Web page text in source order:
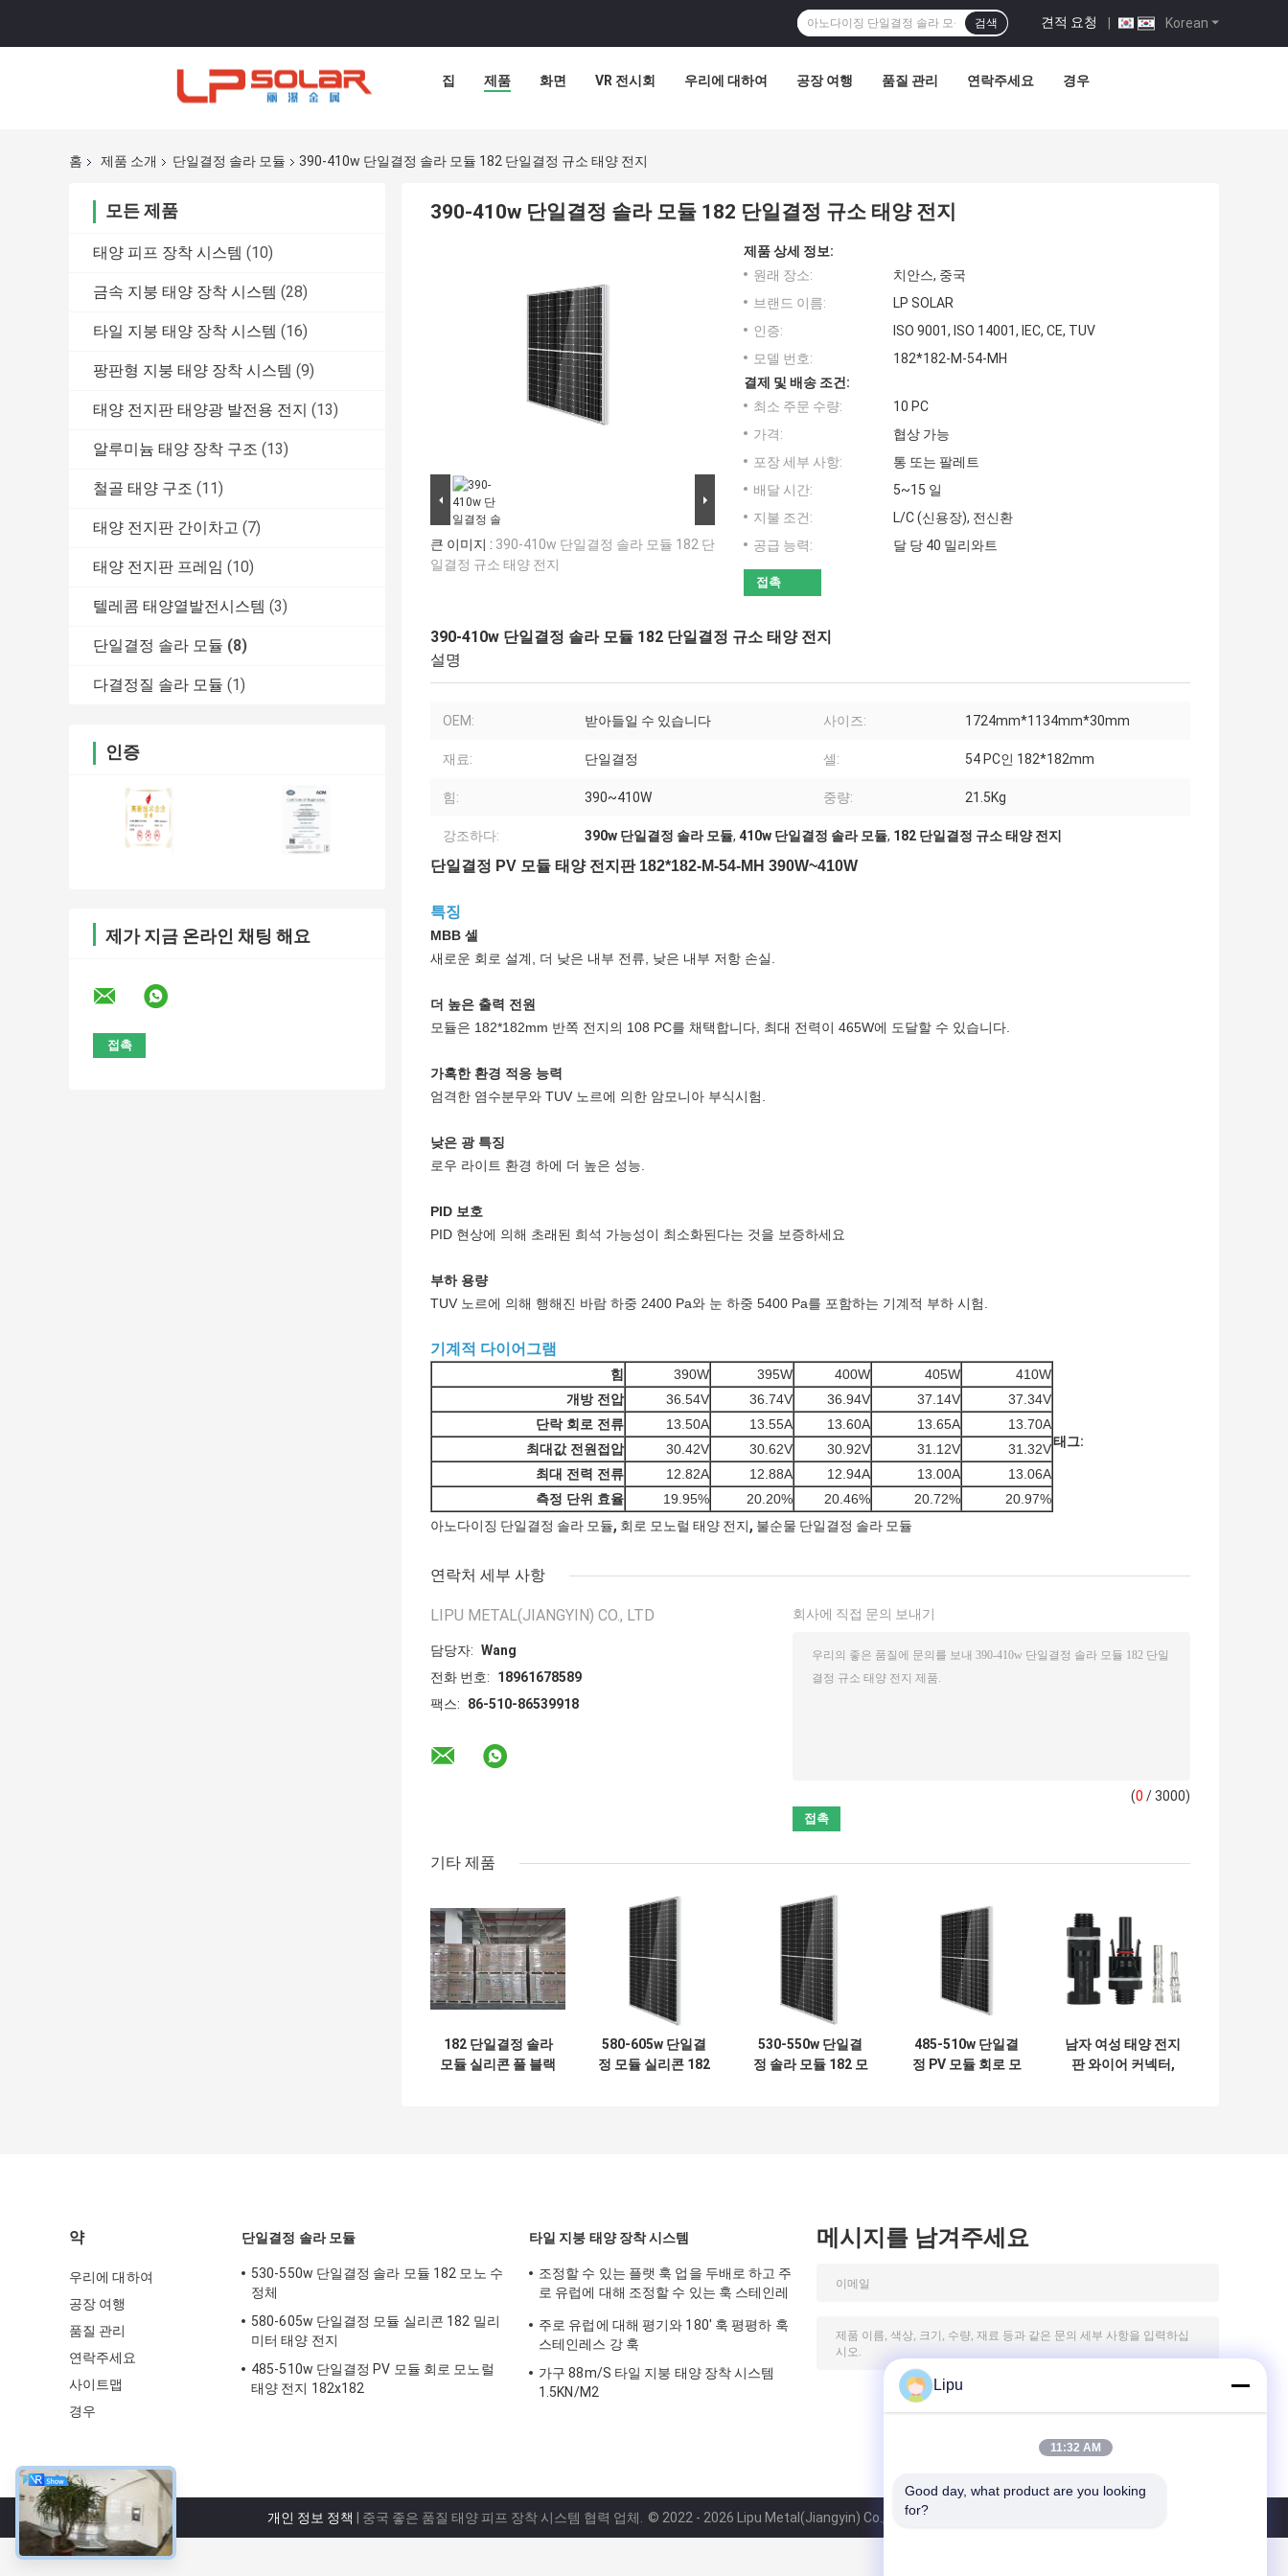
Korean
견적 요청 |
검색
집 제품 화면 VR 전시회 우리에 대하여 공장 여행 품질 관리 연락주세요 경우
홈 제품 소개 단일결정 솔라 모듈 390-410w 단일결정 솔라 모듈 182 단일결정 규소 태양 전지
모든 제품
태양 피프 장착 시스템 (10)
금속 지붕 태양 장착 시스템 (28)
타일 지붕 태양 장착 시스템 (16)
팡판형 지붕 태양 장착 시스템 (9)
태양 전지판 태양광 발전용 전지 (13)
알루미늄 태양 장착 구조 (13)
철골 태양 구조 (11)
태양 전지판 간이차고 (7)
태양 전지판 프레임 (10)
텔레콤 태양열발전시스템 (3)
단일결정 솔라 모듈 (8)
다결정질 솔라 모듈 (1)
인증
제가 지금 온라인 채팅 해요
390-410w 단일결정 솔라 모듈 182 단일결정 규소 태양 전지
큰 이미지 : 390-410w 단일결정 솔라 모듈 182 단
일결정 규소 태양 전지
제품 상세 정보:
원래 장소:
치안스, 중국
브랜드 이름:
LP SOLAR
인증:
ISO 9001, ISO 14001, IEC, CE, TUV
모델 번호:
182*182-M-54-MH
결제 및 배송 조건:
최소 주문 수량:
10 PC
가격:
협상 가능
포장 세부 사항:
통 또는 팔레트
배달 시간:
5~15 일
지불 조건:
L/C (신용장), 전신환
공급 능력:
달 당 40 밀리와트
접촉
390-410w 단일결정 솔라 모듈 182 단일결정 규소 태양 전지
설명
OEM: 받아들일 수 있습니다 사이즈: 1724mm*1134mm*30mm
재료: 단일결정 셀: 54 PC인 182*182mm
힘: 390~410W 중량: 21.5Kg
강조하다: 390w 단일결정 솔라 모듈, 410w 단일결정 솔라 모듈, 182 단일결정 규소 태양 전지
단일결정 PV 모듈 태양 전지판 182*182-M-54-MH 390W~410W
특징
MBB 셀
새로운 회로 설계, 더 낮은 내부 전류, 낮은 내부 저항 손실.
더 높은 출력 전원
모듈은 182*182mm 반쪽 전지의 108 PC를 채택합니다, 최대 전력이 465W에 도달할 수 있습니다.
가혹한 환경 적응 능력
엄격한 염수분무와 TUV 노르에 의한 암모니아 부식시험.
낮은 광 특징
로우 라이트 환경 하에 더 높은 성능.
PID 보호
PID 현상에 의해 초래된 희석 가능성이 최소화된다는 것을 보증하세요
부하 용량
TUV 노르에 의해 행해진 바람 하중 2400 Pa와 눈 하중 5400 Pa를 포함하는 기계적 부하 시험.
기계적 다이어그램
힘 390W 395W 400W 405W
410W
개방 전압
36.54V 36.74V 36.94V 37.14V
37.34V
단락 회로 전류
13.50A 13.55A 13.60A 13.65A
13.70A
최대값 전원접압
30.42V 30.62V 30.92V 31.12V
31.32V
최대 전력 전류
12.82A 12.88A 12.94A 13.00A
13.06A
측정 단위 효율
19.95% 20.20% 20.46% 20.72% 20.97%
태그:
아노다이징 단일결정 솔라 모듈, 회로 모노럴 태양 전지, 불순물 단일결정 솔라 모듈
연락처 세부 사항
LIPU METAL(JIANGYIN) CO., LTD
담당자: Wang
전화 번호:
18961678589
팩스:
86-510-86539918
회사에 직접 문의 보내기
(0 / 3000)
기타 제품
182 단일결정 솔라
모듈 실리콘 풀 블랙
580-605w 단일결
정 모듈 실리콘 182
530-550w 단일결
정 솔라 모듈 182 모
485-510w 단일결
정 PV 모듈 회로 모
남자 여성 태양 전지
판 와이어 커넥터,
약
우리에 대하여
공장 여행
품질 관리
연락주세요
사이트맵
경우
단일결정 솔라 모듈
530-550w 단일결정 솔라 모듈 182 모노 수
정체
580-605w 단일결정 모듈 실리콘 182 밀리
미터 태양 전지
485-510w 단일결정 PV 모듈 회로 모노럴
태양 전지 182x182
타일 지붕 태양 장착 시스템
조정할 수 있는 플랫 훅 업을 두배로 하고 주
로 유럽에 대해 조정할 수 있는 훅 스테인레
주로 유럽에 대해 평기와 180' 훅 평평하 훅
스테인레스 강 훅
가구 88m/S 타일 지붕 태양 장착 시스템
1.5KN/M2
메시지를 남겨주세요
개인 정보 정책 | 중국 좋은 품질 태양 피프 장착 시스템 협력 업체. © 2022 - 2026 Lipu Metal(Jiangyin) Co., Ltd. All Rights Reserved.
Lipu
11:32 AM
Good day, what product are you looking
for?